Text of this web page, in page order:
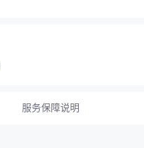
服务保障说明